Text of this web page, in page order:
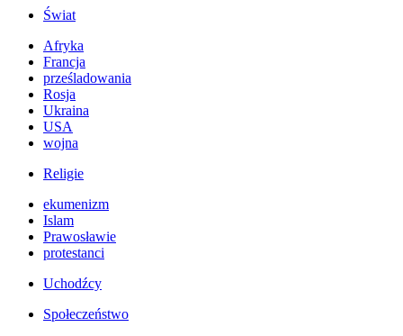
Świat
Afryka
Francja
prześladowania
Rosja
Ukraina
USA
wojna
Religie
ekumenizm
Islam
Prawosławie
protestanci
Uchodźcy
Społeczeństwo